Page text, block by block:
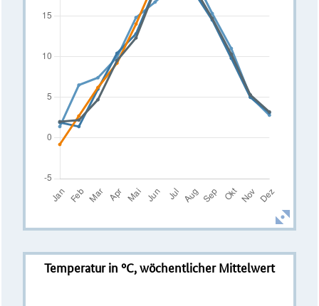
Temperatur in °C, wöchentlicher Mittelwert